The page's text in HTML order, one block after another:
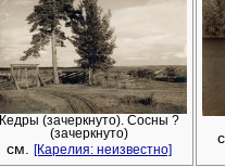
Кедры (зачеркнуто). Сосны ?
(зачеркнуто)
см. [Карелия: неизвестно]